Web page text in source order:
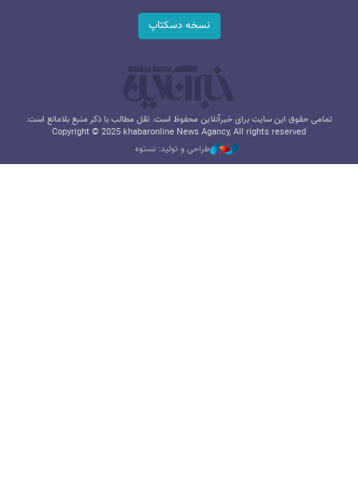
نسخه دسکتاپ
تمامی حقوق این سایت برای خبرآنلاین محفوظ است. نقل مطالب با ذکر منبع بلامانع است.
Copyright © 2025 khabaronline News Agancy, All rights reserved
طراحی و تولید: نستوه